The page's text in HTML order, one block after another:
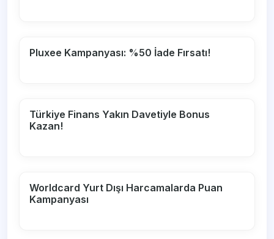
Pluxee Kampanyası: %50 İade Fırsatı!
Türkiye Finans Yakın Davetiyle Bonus
Kazan!
Worldcard Yurt Dışı Harcamalarda Puan
Kampanyası